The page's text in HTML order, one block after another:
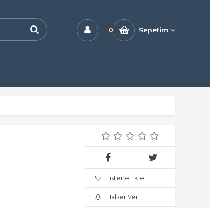
0 Sepetim
Listene Ekle
Haber Ver